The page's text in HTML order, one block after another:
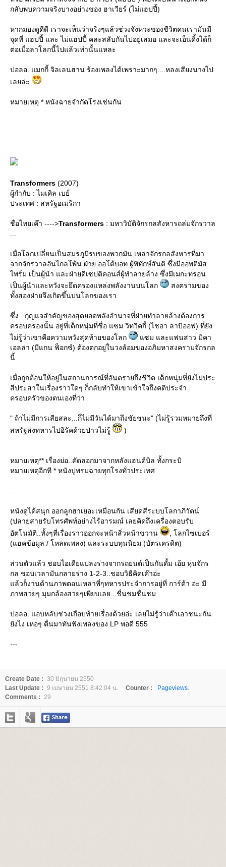
กลับพบความจริงบางอย่างของ ฮาเวียร์ (ไม่แฮปปี้)
หากมองดูดีดี เราจะเห็นว่าจริงๆแล้วช่วงจังหวะของชีวิตคนเรามันมี
จุดที่ แฮปปี้ และ ไม่แฮปปี้ คละสลับกันไปอยู่เสมอ และจะเอ็นดิ้งได้ก็
ต่อเมื่อลาโลกนี้ไปแล้วเท่านั้นแหละ
ปอลอ. แมกกี้ จิลเลนฮาน ร้องเพลงได้เพราะมากๆ....หลงเสียงนางไป
เลยล่ะ
หมายเหตุ * หนังฉายจำกัดโรงเช่นกัน
Transformers (2007)
ผู้กำกับ : ไมเคิล เบย์
ประเทศ : สหรัฐอเมริกา
ชื่อไทยเค๊า ---->Transformers : มหาวิบัติจักรกลสังหารถล่มจักรวาล
เมื่อโลกเปลี่ยนเป็นสมรภูมิรบของพวกมัน เหล่าจักรกลสังหารที่มา
จากจักรวาลอันไกลโพ้น ฝ่าย ออโต้บอท ผู้พิทักษ์สันติ ซึ่งมีออพติมัส
ไพร์ม เป็นผู้นำ และฝ่ายดิเซปติคอนส์ผู้ทำลายล้าง ซึ่งมีเมกะทรอน
เป็นผู้นำและหวังจะยึดครองแหล่งพลังงานบนโลก
สงครามของ
ทั้งสองฝ่ายจึงเกิดขึ้นบนโลกของเรา
ซึ่ง...กุญแจสำคัญของสุดยอดพลังอำนาจที่ฝ่ายทำลายล้างต้องการ
ครอบครองนั้น อยู่ที่เด็กหนุ่มที่ชื่อ แซม วิทวิคกี้ (ไชอา ลาบิออฟ) ที่ยัง
ไม่รู้ว่าเขาคือความหวังสุดท้ายของโลก
ซม และแฟนสาว มิคา
เอลล่า (มีแกน ฟ็อกซ์) ต้องตกอยู่ในวงล้อมของอภิมหาสงครามจักรกล
นี้
เมื่อถูกต้อนให้อยู่ในสถานการณ์ที่อันตรายถึงชีวิต เด็กหนุ่มที่ยังไม่ประ
สีประสาในเรื่องราวใดๆ ก็กลับทำให้เขาเข้าใจถึงคติประจำ
ครอบครัวของตนเองที่ว่า
" ถ้าไม่มีการเสียสละ...ก็ไม่มีวันได้มาถึงชัยชนะ" (ไม่รู้รวมหมายถึงที่
สหรัฐส่งทหารไปอิรัคด้วยป่าวไม่รู้
)
หมายเหตุ** เรื่องย่อ..คัดลอกมาจากหลังแฮนด์บิล ทั้งกระบิ
หมายเหตุอีกที * หนังปูพรมฉายทุกโรงทั่วประเทศ
หนังดูได้สนุก ออกลูกฮาเยอะเหมือนกัน เสียดสีระบบโลกาภิวัตน์
(ปลายสายรับโทรศัพท์อย่างไร้อารมณ์ เลยคิดถึงเครื่องตอบรับ
อัตโนมัติ..ทั้งๆที่เรื่องราวออกจะหน้าสิ่วหน้าขวาน
, โลกไซเบอร์
(แฮคข้อมูล / โหลดเพลง) และระบบทุนนิยม (บัตรเครดิต)
ส่วนตัวแล้ว ชอบไอเดียแปลงร่างจากรถยนต์เป็นกันดั้ม เอ้ย หุ่นจักร
กล ชอบเวลามันกลายร่าง 1-2-3..ชอบวิธีคิดเค๊าอ่ะ
ล้วก็งานด้านภาพตอนเหล่าพี่ๆทหารประจำการอยู่ที่ การ์ต้า อ่ะ มี
ภาพสวยๆ มุมกล้องสวยๆเพียบเลย...ชื่นชมชื่นชม
ปอลอ. แอบหลับช่วงเกือบท้ายเรื่องด้วยอ่ะ เลยไม่รู้ว่าเค๊าเอาชนะกัน
ังไง เหอๆ ตื่นมาทันฟังเพลงของ LP พอดี 555
---
Create Date : 30 มิถุนายน 2550
Last Update : 9 เมษายน 2551 8:42:04 น. Counter :
Pageviews.
Comments : 29